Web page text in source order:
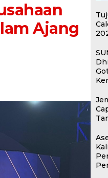
Ajang